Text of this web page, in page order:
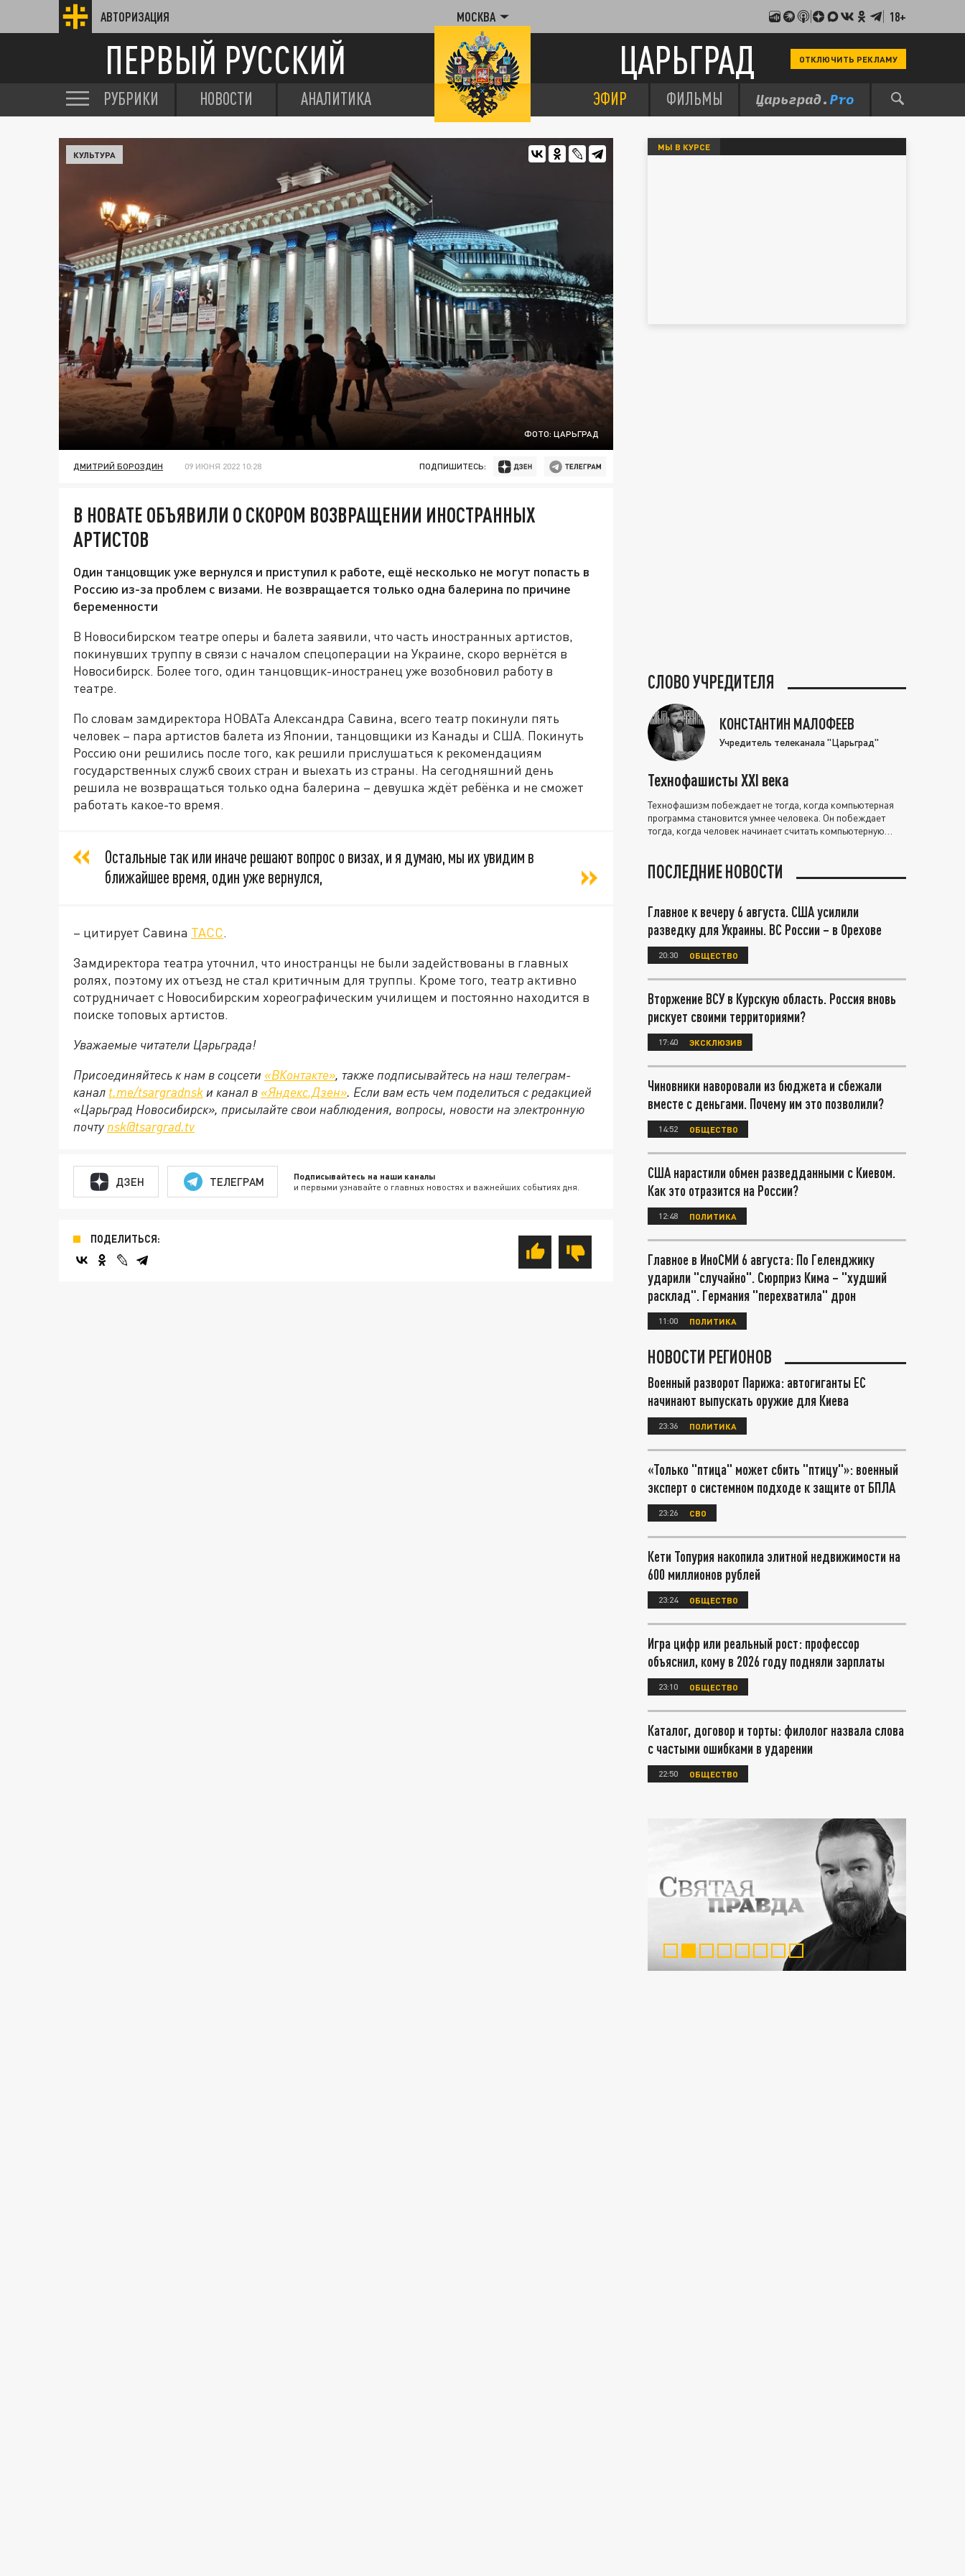
АВТОРИЗАЦИЯ МОСКВА 18+
ПЕРВЫЙ РУССКИЙ ЦАРЬГРАД ОТКЛЮЧИТЬ РЕКЛАМУ
РУБРИКИ НОВОСТИ АНАЛИТИКА ЭФИР ФИЛЬМЫ
ФОТО: ЦАРЬГРАД
КУЛЬТУРА
ДМИТРИЙ БОРОЗДИН 09 ИЮНЯ 2022 10:28 ПОДПИШИТЕСЬ:
В НОВАТЕ ОБЪЯВИЛИ О СКОРОМ ВОЗВРАЩЕНИИ ИНОСТРАННЫХ
АРТИСТОВ
Один танцовщик уже вернулся и приступил к работе, ещё несколько не могут попасть в
Россию из-за проблем с визами. Не возвращается только одна балерина по причине
беременности
В Новосибирском театре оперы и балета заявили, что часть иностранных артистов,
покинувших труппу в связи с началом спецоперации на Украине, скоро вернётся в
Новосибирск. Более того, один танцовщик-иностранец уже возобновил работу в
театре.
По словам замдиректора НОВАТа Александра Савина, всего театр покинули пять
человек – пара артистов балета из Японии, танцовщики из Канады и США. Покинуть
Россию они решились после того, как решили прислушаться к рекомендациям
государственных служб своих стран и выехать из страны. На сегодняшний день
решила не возвращаться только одна балерина – девушка ждёт ребёнка и не сможет
работать какое-то время.
Остальные так или иначе решают вопрос о визах, и я думаю, мы их увидим в
ближайшее время, один уже вернулся,
– цитирует Савина ТАСС.
Замдиректора театра уточнил, что иностранцы не были задействованы в главных
ролях, поэтому их отъезд не стал критичным для труппы. Кроме того, театр активно
сотрудничает с Новосибирским хореографическим училищем и постоянно находится в
поиске топовых артистов.
Уважаемые читатели Царьграда!
Присоединяйтесь к нам в соцсети «ВКонтакте», также подписывайтесь на наш телеграм-
канал t.me/tsargradnsk и канал в «Яндекс.Дзен». Если вам есть чем поделиться с редакцией
«Царьград Новосибирск», присылайте свои наблюдения, вопросы, новости на электронную
почту nsk@tsargrad.tv
ДЗЕН ТЕЛЕГРАМ Подписывайтесь на наши каналы
и первыми узнавайте о главных новостях и важнейших событиях дня.
ПОДЕЛИТЬСЯ:
МЫ В КУРСЕ
СЛОВО УЧРЕДИТЕЛЯ
КОНСТАНТИН МАЛОФЕЕВ
Учредитель телеканала "Царьград"
Технофашисты XXI века
Технофашизм побеждает не тогда, когда компьютерная
программа становится умнее человека. Он побеждает
тогда, когда человек начинает считать компьютерную
ПОСЛЕДНИЕ НОВОСТИ
Главное к вечеру 6 августа. США усилили
разведку для Украины. ВС России – в Орехове
20:30 ОБЩЕСТВО
Вторжение ВСУ в Курскую область. Россия вновь
рискует своими территориями?
17:40 ЭКСКЛЮЗИВ
Чиновники наворовали из бюджета и сбежали
вместе с деньгами. Почему им это позволили?
14:52 ОБЩЕСТВО
США нарастили обмен разведданными с Киевом.
Как это отразится на России?
12:48 ПОЛИТИКА
Главное в ИноСМИ 6 августа: По Геленджику
ударили "случайно". Сюрприз Кима – "худший
расклад". Германия "перехватила" дрон
11:00 ПОЛИТИКА
НОВОСТИ РЕГИОНОВ
Военный разворот Парижа: автогиганты ЕС
начинают выпускать оружие для Киева
23:36 ПОЛИТИКА
«Только "птица" может сбить "птицу"»: военный
эксперт о системном подходе к защите от БПЛА
23:26 СВО
Кети Топурия накопила элитной недвижимости на
600 миллионов рублей
23:24 ОБЩЕСТВО
Игра цифр или реальный рост: профессор
объяснил, кому в 2026 году подняли зарплаты
23:10 ОБЩЕСТВО
Каталог, договор и торты: филолог назвала слова
с частыми ошибками в ударении
22:50 ОБЩЕСТВО